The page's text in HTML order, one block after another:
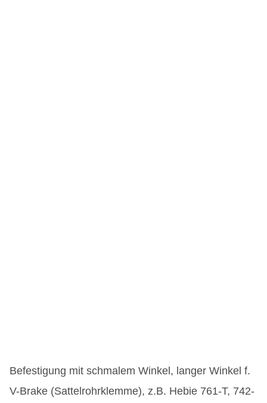
Befestigung mit schmalem Winkel, langer Winkel f.
V-Brake (Sattelrohrklemme), z.B. Hebie 761-T, 742-